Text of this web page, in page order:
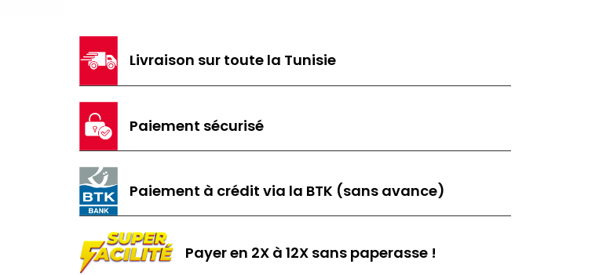
Livraison sur toute la Tunisie
Paiement sécurisé
Paiement à crédit via la BTK (sans avance)
Payer en 2X à 12X sans paperasse !